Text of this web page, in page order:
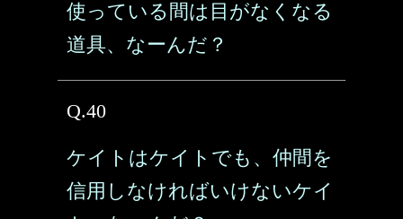
使っている間は目がなくなる
道具、なーんだ？
Q.40
ケイトはケイトでも、仲間を
信用しなければいけないケイ